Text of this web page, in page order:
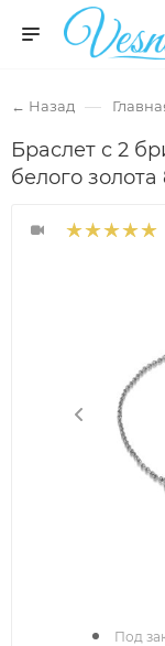
← Назад —
Браслет с 2
белого золота
Под